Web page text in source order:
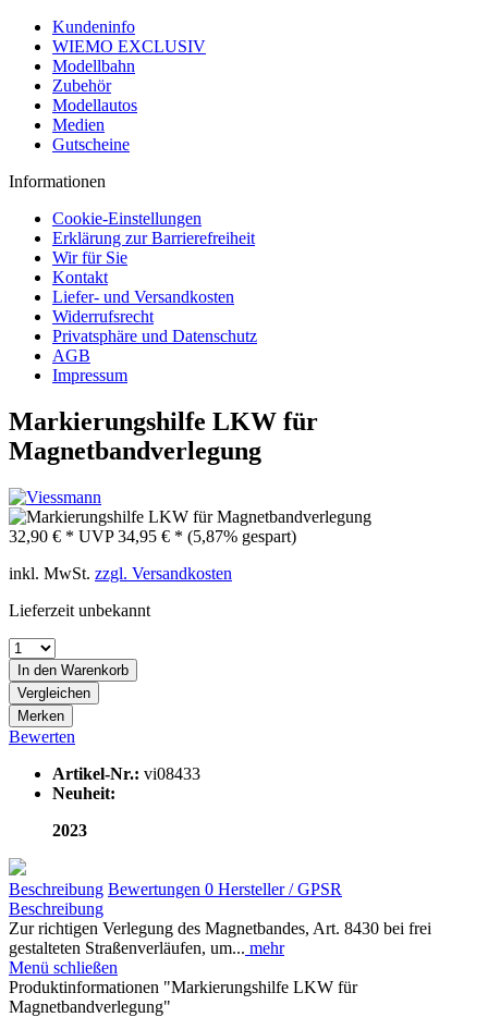
Kundeninfo
WIEMO EXCLUSIV
Modellbahn
Zubehör
Modellautos
Medien
Gutscheine
Informationen
Cookie-Einstellungen
Erklärung zur Barrierefreiheit
Wir für Sie
Kontakt
Liefer- und Versandkosten
Widerrufsrecht
Privatsphäre und Datenschutz
AGB
Impressum
Markierungshilfe LKW für
Magnetbandverlegung
32,90 € * UVP34,95 € * (5,87% gespart)
inkl. MwSt. zzgl. Versandkosten
Lieferzeit unbekannt
In den Warenkorb
Vergleichen
Merken
Bewerten
Artikel-Nr.: vi08433
Neuheit:
2023
Beschreibung Bewertungen 0 Hersteller / GPSR
Beschreibung
Zur richtigen Verlegung des Magnetbandes, Art. 8430 bei frei
gestalteten Straßenverläufen, um... mehr
Menü schließen
Produktinformationen "Markierungshilfe LKW für
Magnetbandverlegung"